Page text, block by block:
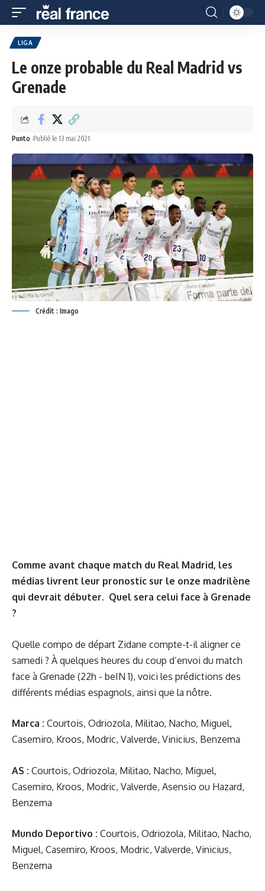
LIGA
Le onze probable du Real Madrid vs
Grenade
Punto Publié le 13 mai 2021
Crédit : Imago
Comme avant chaque match du Real Madrid, les
médias livrent leur pronostic sur le onze madrilène
qui devrait débuter. Quel sera celui face à Grenade
?
Quelle compo de départ Zidane compte-t-il aligner ce
samedi ? À quelques heures du coup d’envoi du match
face à Grenade (22h - beIN 1), voici les prédictions des
différents médias espagnols, ainsi que la nôtre.
Marca : Courtois, Odriozola, Militao, Nacho, Miguel,
Casemiro, Kroos, Modric, Valverde, Vinicius, Benzema
AS : Courtois, Odriozola, Militao, Nacho, Miguel,
Casemiro, Kroos, Modric, Valverde, Asensio ou Hazard,
Benzema
Mundo Deportivo : Courtois, Odriozola, Militao, Nacho,
Miguel, Casemiro, Kroos, Modric, Valverde, Vinicius,
Benzema